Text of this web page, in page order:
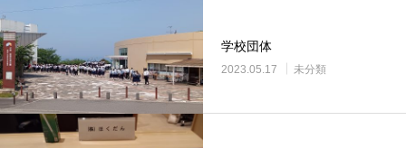
学校団体
2023.05.17 未分類